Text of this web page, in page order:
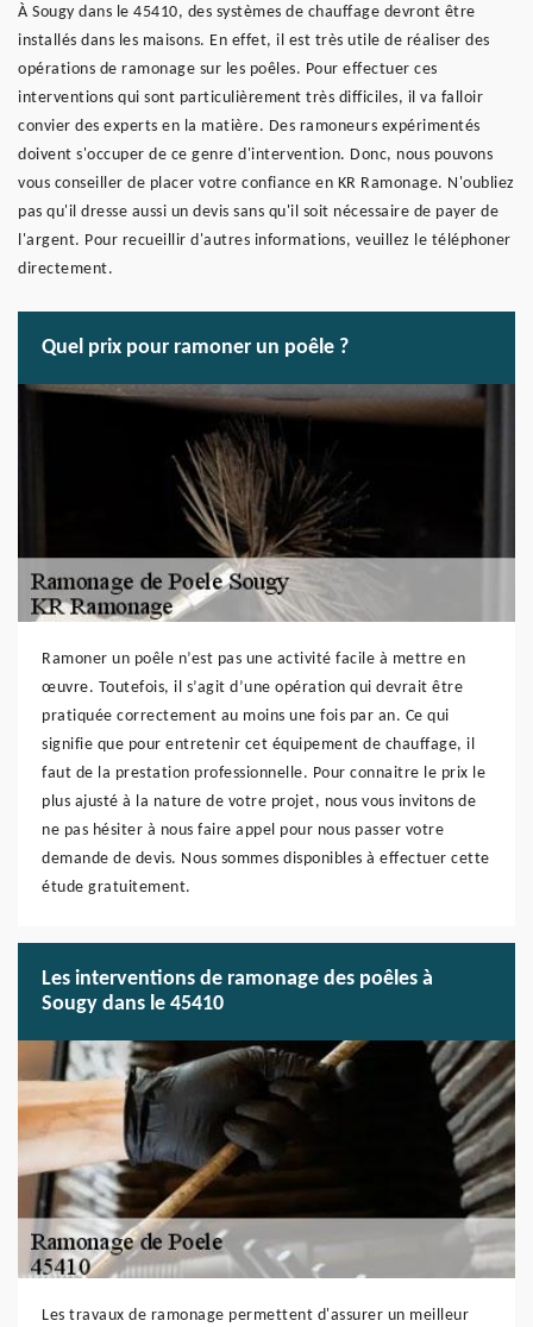
À Sougy dans le 45410, des systèmes de chauffage devront être
installés dans les maisons. En effet, il est très utile de réaliser des
opérations de ramonage sur les poêles. Pour effectuer ces
interventions qui sont particulièrement très difficiles, il va falloir
convier des experts en la matière. Des ramoneurs expérimentés
doivent s'occuper de ce genre d'intervention. Donc, nous pouvons
vous conseiller de placer votre confiance en KR Ramonage. N'oubliez
pas qu'il dresse aussi un devis sans qu'il soit nécessaire de payer de
l'argent. Pour recueillir d'autres informations, veuillez le téléphoner
directement.
Quel prix pour ramoner un poêle ?
Ramoner un poêle n’est pas une activité facile à mettre en
œuvre. Toutefois, il s’agit d’une opération qui devrait être
pratiquée correctement au moins une fois par an. Ce qui
signifie que pour entretenir cet équipement de chauffage, il
faut de la prestation professionnelle. Pour connaitre le prix le
plus ajusté à la nature de votre projet, nous vous invitons de
ne pas hésiter à nous faire appel pour nous passer votre
demande de devis. Nous sommes disponibles à effectuer cette
étude gratuitement.
Les interventions de ramonage des poêles à
Sougy dans le 45410
Les travaux de ramonage permettent d'assurer un meilleur